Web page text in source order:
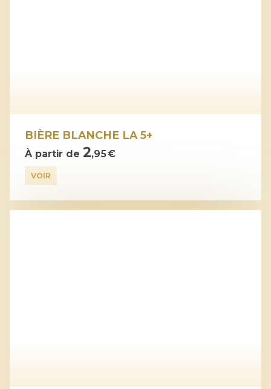
BIÈRE BLANCHE LA 5+
À partir de 2,95 €
VOIR